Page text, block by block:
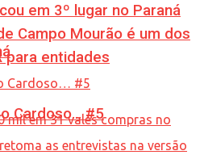
em 3º lugar no Paraná
para entidades
Campo Mourão é um dos
Cardoso… #5